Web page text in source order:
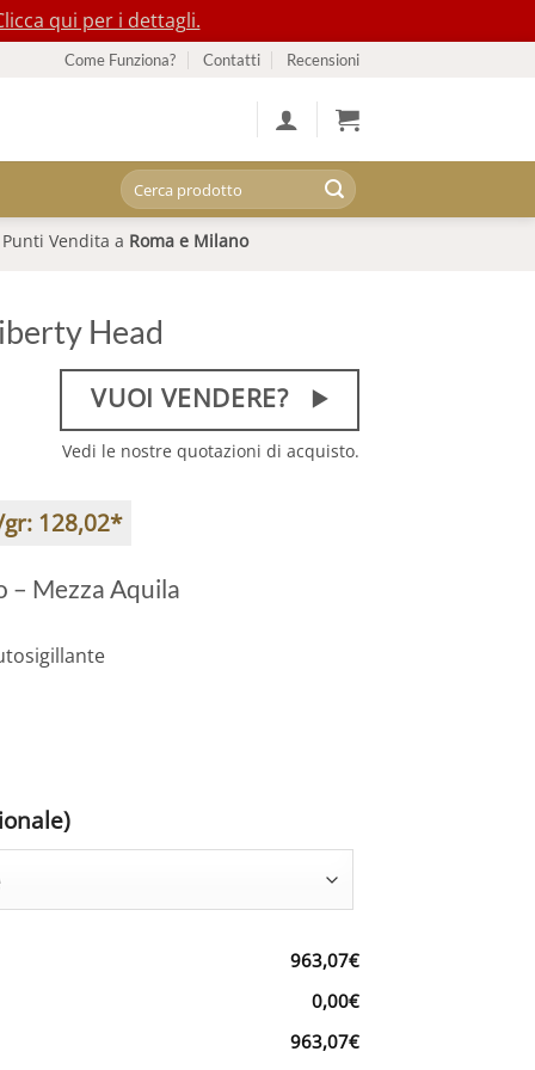
qui per i dettagli.
Come Funziona? Contatti Recensioni
Cerca:
Punti Vendita a Roma e Milano
Head
VUOI VENDERE?
Vedi le nostre quotazioni di acquisto.
128,02*
– Mezza Aquila
963,07€
0,00€
963,07€